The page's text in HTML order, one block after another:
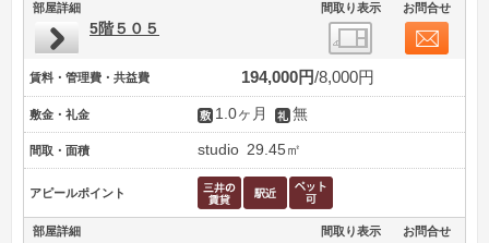
部屋詳細 間取り表示 お問合せ
5階５０５
賃料・管理費・共益費 194,000円 8,000円
敷金・礼金 1.0ヶ月 無
間取・面積 studio 29.45㎡
アピールポイント
部屋詳細 間取り表示 お問合せ